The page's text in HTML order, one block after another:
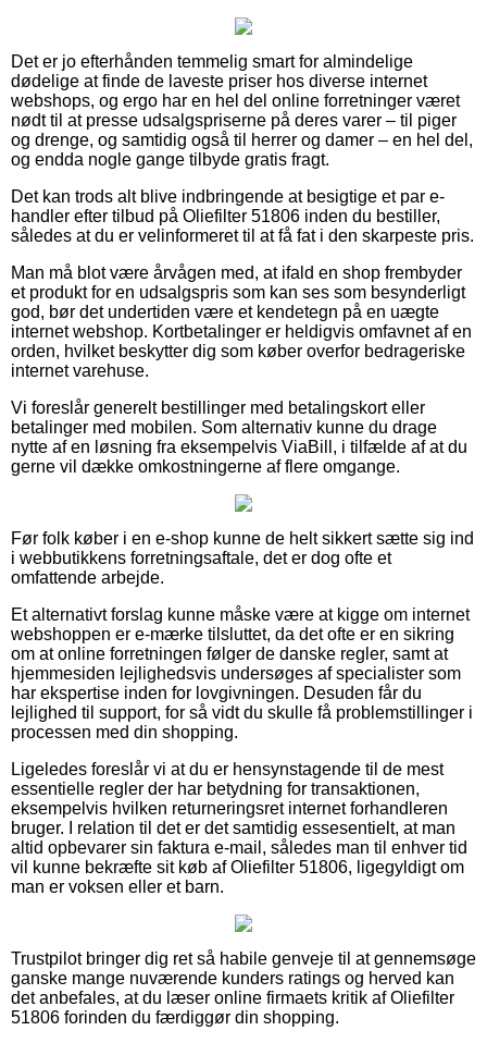
Det er jo efterhånden temmelig smart for almindelige
dødelige at finde de laveste priser hos diverse internet
webshops, og ergo har en hel del online forretninger været
nødt til at presse udsalgspriserne på deres varer – til piger
og drenge, og samtidig også til herrer og damer – en hel del,
og endda nogle gange tilbyde gratis fragt.
Det kan trods alt blive indbringende at besigtige et par e-
handler efter tilbud på Oliefilter 51806 inden du bestiller,
således at du er velinformeret til at få fat i den skarpeste pris.
Man må blot være årvågen med, at ifald en shop frembyder
et produkt for en udsalgspris som kan ses som besynderligt
god, bør det undertiden være et kendetegn på en uægte
internet webshop. Kortbetalinger er heldigvis omfavnet af en
orden, hvilket beskytter dig som køber overfor bedrageriske
internet varehuse.
Vi foreslår generelt bestillinger med betalingskort eller
betalinger med mobilen. Som alternativ kunne du drage
nytte af en løsning fra eksempelvis ViaBill, i tilfælde af at du
gerne vil dække omkostningerne af flere omgange.
Før folk køber i en e-shop kunne de helt sikkert sætte sig ind
i webbutikkens forretningsaftale, det er dog ofte et
omfattende arbejde.
Et alternativt forslag kunne måske være at kigge om internet
webshoppen er e-mærke tilsluttet, da det ofte er en sikring
om at online forretningen følger de danske regler, samt at
hjemmesiden lejlighedsvis undersøges af specialister som
har ekspertise inden for lovgivningen. Desuden får du
lejlighed til support, for så vidt du skulle få problemstillinger i
processen med din shopping.
Ligeledes foreslår vi at du er hensynstagende til de mest
essentielle regler der har betydning for transaktionen,
eksempelvis hvilken returneringsret internet forhandleren
bruger. I relation til det er det samtidig essesentielt, at man
altid opbevarer sin faktura e-mail, således man til enhver tid
vil kunne bekræfte sit køb af Oliefilter 51806, ligegyldigt om
man er voksen eller et barn.
Trustpilot bringer dig ret så habile genveje til at gennemsøge
ganske mange nuværende kunders ratings og herved kan
det anbefales, at du læser online firmaets kritik af Oliefilter
51806 forinden du færdiggør din shopping.